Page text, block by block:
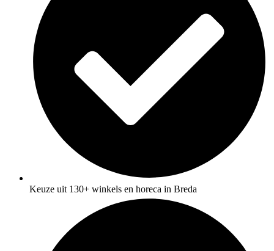
Keuze uit 130+ winkels en horeca in Breda